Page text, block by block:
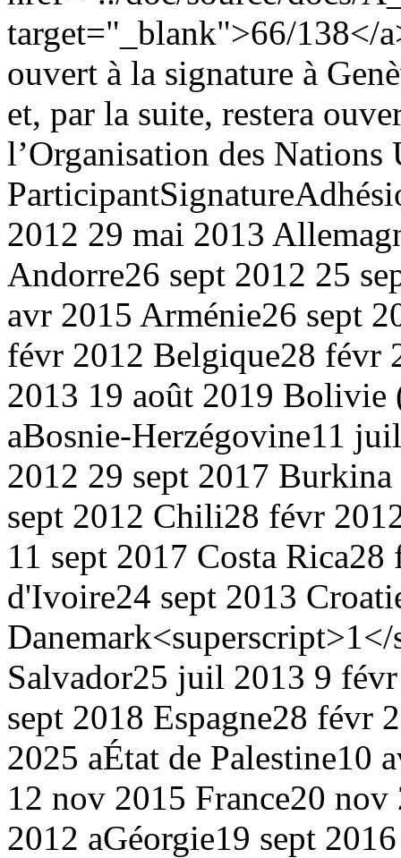
target="_blank">66/138</
ouvert à la signature à
et, par la suite, restera
l’Organisation des Nations
ParticipantSignature
2012 29 mai 2013
Andorre26 sept 2012 25
avr 2015 Arménie26 sept
févr 2012 Belgique28 févr
2013 19 août 2019 Bolivie
aBosnie-Herzégovine11
2012 29 sept 2017 Burkina
sept 2012 Chili28 févr
11 sept 2017 Costa Rica28
d'Ivoire24 sept 2013
Salvador25 juil 2013 9
sept 2018 Espagne28 févr
2025 aÉtat de Palestine10
12 nov 2015 France20
2012 aGéorgie19 sept